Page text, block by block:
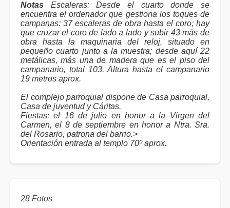
Notas Escaleras: Desde el cuarto donde se
encuentra el ordenador que gestiona los toques de
campanas: 37 escaleras de obra hasta el coro; hay
que cruzar el coro de lado a lado y subir 43 más de
obra hasta la maquinaria del reloj, situado en
pequeño cuarto junto a la muestra; desde aquí 22
metálicas, más una de madera que es el piso del
campanario, total 103. Altura hasta el campanario
19 metros aprox.
El complejo parroquial dispone de Casa parroquial,
Casa de juventud y Cáritas.
Fiestas: el 16 de julio en honor a la Virgen del
Carmen, el 8 de septiembre en honor a Ntra. Sra.
del Rosario, patrona del barrio.>
Orientación entrada al templo 70º aprox.
28 Fotos